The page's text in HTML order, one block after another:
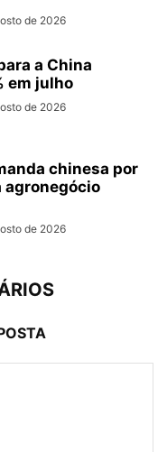
de 2026
a China
em julho
de 2026
chinesa por
agronegócio
de 2026